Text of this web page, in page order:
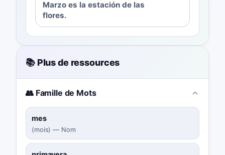
Marzo es la estación de las
flores.
📚 Plus de ressources
👥 Famille de Mots
mes
(mois) — Nom